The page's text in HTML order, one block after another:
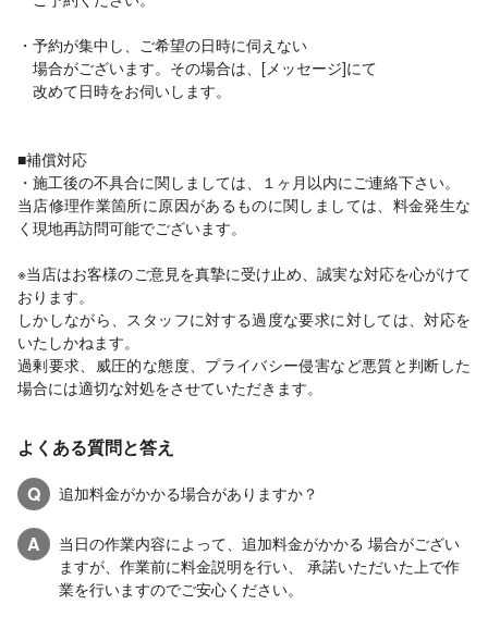
・予約が集中し、ご希望の日時に伺えない
場合がございます。その場合は、[メッセージ]にて
改めて日時をお伺いします。
■補償対応
・施工後の不具合に関しましては、１ヶ月以内にご連絡下さい。
当店修理作業箇所に原因があるものに関しましては、料金発生な
く現地再訪問可能でございます。
※当店はお客様のご意見を真摯に受け止め、誠実な対応を心がけて
おります。
しかしながら、スタッフに対する過度な要求に対しては、対応を
いたしかねます。
過剰要求、威圧的な態度、プライバシー侵害など悪質と判断した
場合には適切な対処をさせていただきます。
よくある質問と答え
Q
追加料金がかかる場合がありますか？
A
当日の作業内容によって、追加料金がかかる 場合がござい
ますが、作業前に料金説明を行い、 承諾いただいた上で作
業を行いますのでご安心ください。